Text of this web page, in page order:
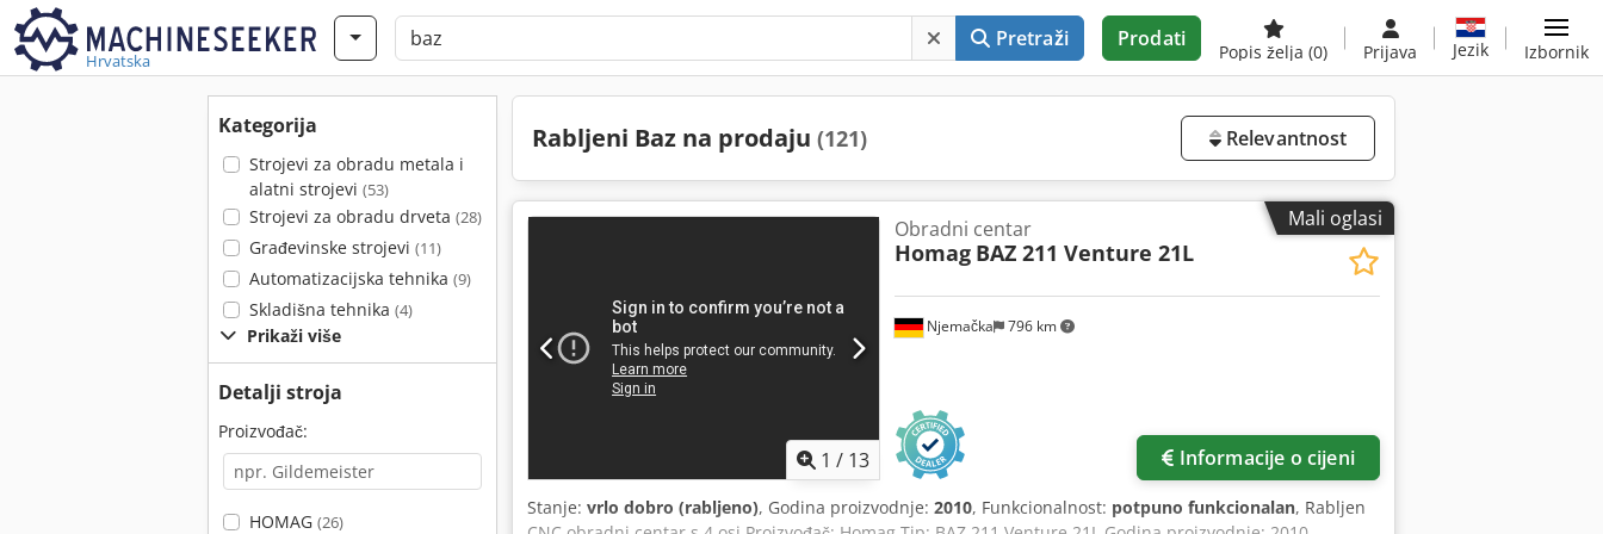
Hrvatska
Pretraži Prodati
Popis želja (0) Prijava Jezik Izbornik
Kategorija
Strojevi za obradu metala i
alatni strojevi (53)
Strojevi za obradu drveta (28)
Građevinske strojevi (11)
Automatizacijska tehnika (9)
Skladišna tehnika (4)
Prikaži više
Detalji stroja
Proizvođač:
HOMAG (26)
Rabljeni Baz na prodaju (121) Relevantnost
Mali oglasi
1 / 13
Njemačka 796 km
Obradni centar
Homag BAZ 211 Venture 21L
Informacije o cijeni
Stanje: vrlo dobro (rabljeno), Godina proizvodnje: 2010, Funkcionalnost: potpuno funkcionalan, Rabljen